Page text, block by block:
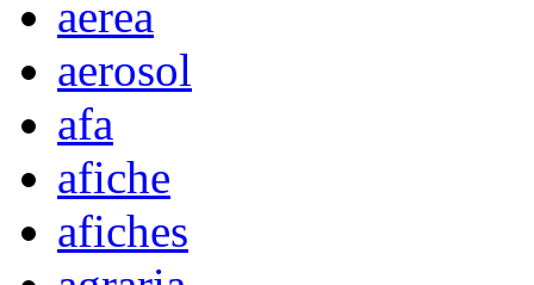
aerea
aerosol
afa
afiche
afiches